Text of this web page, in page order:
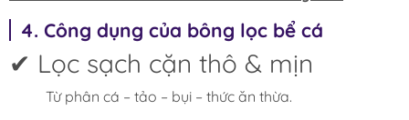
4. Công dụng của bông lọc bể cá
✔ Lọc sạch cặn thô & mịn
Từ phân cá – tảo – bụi – thức ăn thừa.